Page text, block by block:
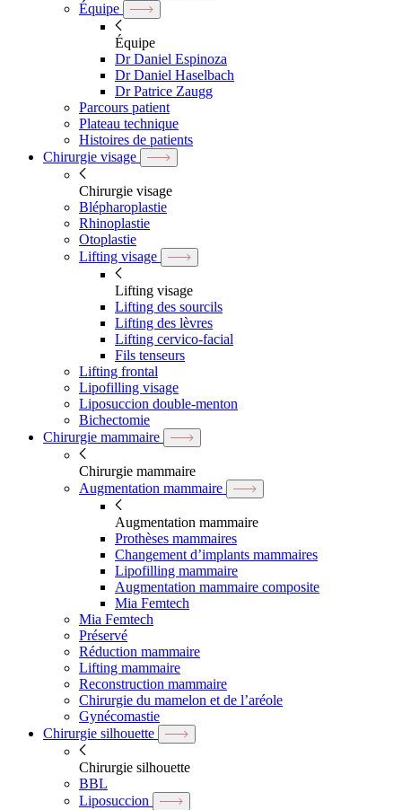
Équipe
Équipe
Dr Daniel Espinoza
Dr Daniel Haselbach
Dr Patrice Zaugg
Parcours patient
Plateau technique
Histoires de patients
Chirurgie visage
Chirurgie visage
Blépharoplastie
Rhinoplastie
Otoplastie
Lifting visage
Lifting visage
Lifting des sourcils
Lifting des lèvres
Lifting cervico-facial
Fils tenseurs
Lifting frontal
Lipofilling visage
Liposuccion double-menton
Bichectomie
Chirurgie mammaire
Chirurgie mammaire
Augmentation mammaire
Augmentation mammaire
Prothèses mammaires
Changement d’implants mammaires
Lipofilling mammaire
Augmentation mammaire composite
Mia Femtech
Mia Femtech
Préservé
Réduction mammaire
Lifting mammaire
Reconstruction mammaire
Chirurgie du mamelon et de l’aréole
Gynécomastie
Chirurgie silhouette
Chirurgie silhouette
BBL
Liposuccion